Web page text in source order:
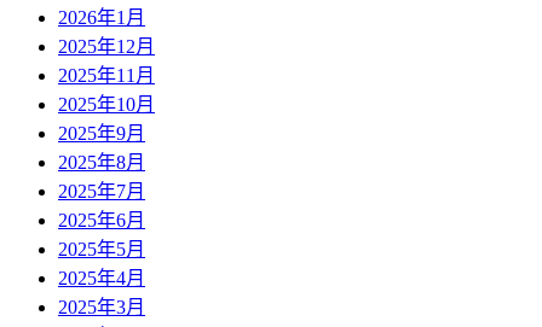
2026年1月
2025年12月
2025年11月
2025年10月
2025年9月
2025年8月
2025年7月
2025年6月
2025年5月
2025年4月
2025年3月